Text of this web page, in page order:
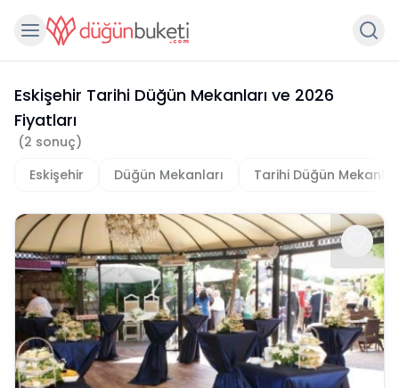
Eskişehir Tarihi Düğün Mekanları ve 2026
Fiyatları
(2 sonuç)
Eskişehir
Düğün Mekanları Tarihi Düğün